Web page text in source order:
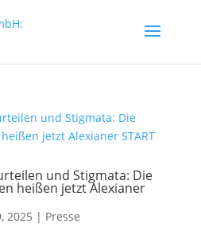
und Stigmata: Die
heißen jetzt Alexianer
2025 | Presse